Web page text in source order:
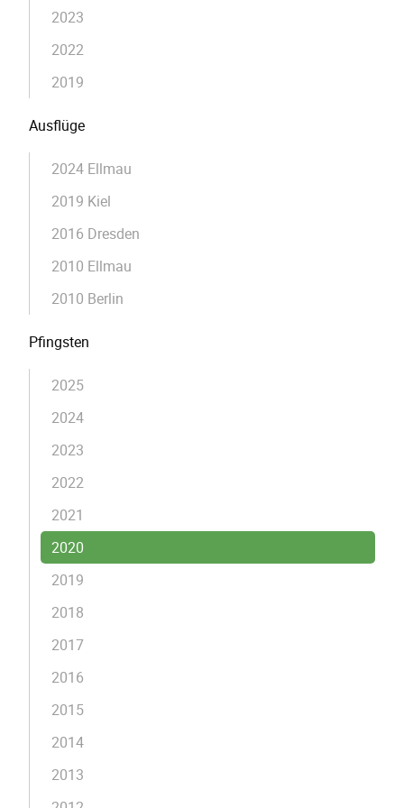
2023
2022
2019
Ausflüge
2024 Ellmau
2019 Kiel
2016 Dresden
2010 Ellmau
2010 Berlin
Pfingsten
2025
2024
2023
2022
2021
2020
2019
2018
2017
2016
2015
2014
2013